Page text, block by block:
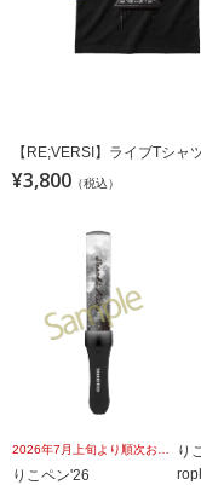
【RE;VERSI】ライブTシャ
¥3,800 （税込）
りこペン'26
り